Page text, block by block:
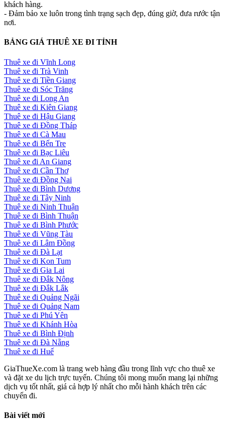
khách hàng.
- Đảm bảo xe luôn trong tình trạng sạch đẹp, đúng giờ, đưa rước tận
nơi.
BẢNG GIÁ THUÊ XE ĐI TỈNH
Thuê xe đi Vĩnh Long
Thuê xe đi Trà Vinh
Thuê xe đi Tiền Giang
Thuê xe đi Sóc Trăng
Thuê xe đi Long An
Thuê xe đi Kiên Giang
Thuê xe đi Hậu Giang
Thuê xe đi Đồng Tháp
Thuê xe đi Cà Mau
Thuê xe đi Bến Tre
Thuê xe đi Bạc Liêu
Thuê xe đi An Giang
Thuê xe đi Cần Thơ
Thuê xe đi Đồng Nai
Thuê xe đi Bình Dương
Thuê xe đi Tây Ninh
Thuê xe đi Ninh Thuận
Thuê xe đi Bình Thuận
Thuê xe đi Bình Phước
Thuê xe đi Vũng Tàu
Thuê xe đi Lâm Đồng
Thuê xe đi Đà Lạt
Thuê xe đi Kon Tum
Thuê xe đi Gia Lai
Thuê xe đi Đắk Nông
Thuê xe đi Đắk Lắk
Thuê xe đi Quảng Ngãi
Thuê xe đi Quảng Nam
Thuê xe đi Phú Yên
Thuê xe đi Khánh Hòa
Thuê xe đi Bình Định
Thuê xe đi Đà Nẵng
Thuê xe đi Huế
GiaThueXe.com là trang web hàng đầu trong lĩnh vực cho thuê xe
và đặt xe du lịch trực tuyến. Chúng tôi mong muốn mang lại những
dịch vụ tốt nhất, giá cả hợp lý nhất cho mỗi hành khách trên các
chuyến đi.
Bài viết mới